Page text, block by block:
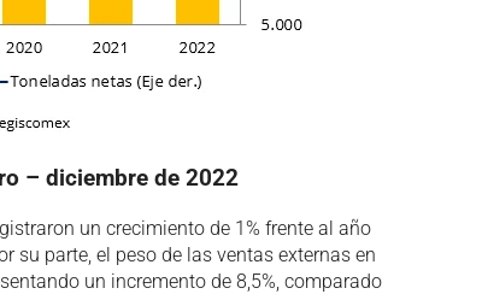
– diciembre de 2022
un crecimiento de 1% frente al año
su parte, el peso de las ventas externas en
un incremento de 8,5%, comparado